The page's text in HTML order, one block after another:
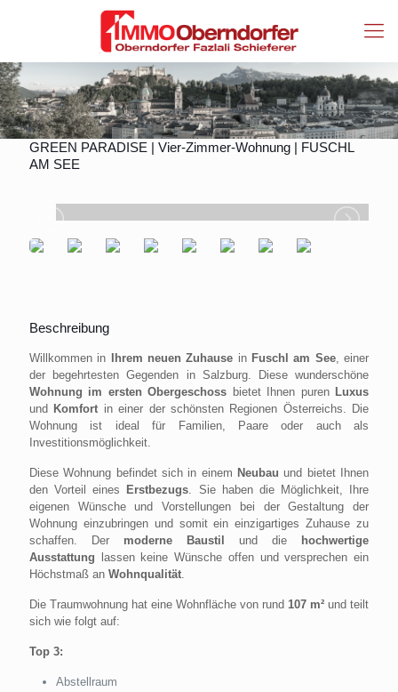
GREEN PARADISE | Vier-Zimmer-Wohnung | FUSCHL
AM SEE
Beschreibung
Willkommen in Ihrem neuen Zuhause in Fuschl am See, einer
der begehrtesten Gegenden in Salzburg. Diese wunderschöne
Wohnung im ersten Obergeschoss bietet Ihnen puren Luxus
und Komfort in einer der schönsten Regionen Österreichs. Die
Wohnung ist ideal für Familien, Paare oder auch als
Investitionsmöglichkeit.
Diese Wohnung befindet sich in einem Neubauund bietet Ihnen
den Vorteil eines
Erstbezugs . Sie haben die Möglichkeit, Ihre
eigenen Wünsche und Vorstellungen bei der Gestaltung der
Wohnung einzubringen und somit ein einzigartiges Zuhause zu
schaffen. Der moderne Baustil und die
hochwertige
Ausstattung lassen keine Wünsche offen und versprechen ein
Höchstmaß an Wohnqualität
Die Traumwohnung hat eine Wohnfläche von rund 107 m² und teilt
sich wie folgt auf:
Top 3:
Abstellraum